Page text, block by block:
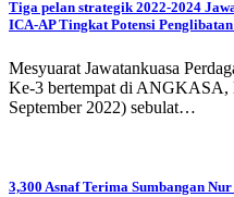
Tiga pelan strategik 2022-2024
ICA-AP Tingkat Potensi
Mesyuarat Jawatankuasa
Ke-3 bertempat di ANGKASA,
September 2022) sebulat…
3,300 Asnaf Terima Sumbangan